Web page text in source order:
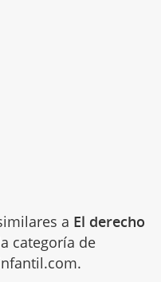
a El derecho
categoría de